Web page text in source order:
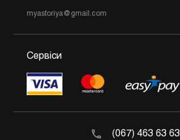
myastoriya@gmail.com
Сервіси
(067) 463 63 63